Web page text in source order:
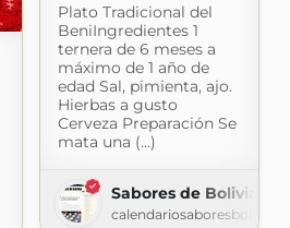
Plato Tradicional del
BeniIngredientes 1
ternera de 6 meses a
máximo de 1 año de
edad Sal, pimienta, ajo.
Hierbas a gusto
Cerveza Preparación Se
mata una (...)
Sabores de Bolivia »